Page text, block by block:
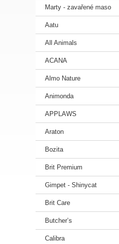
Marty - zavařené maso
Aatu
All Animals
ACANA
Almo Nature
Animonda
APPLAWS
Araton
Bozita
Brit Premium
Gimpet - Shinycat
Brit Care
Butcher’s
Calibra